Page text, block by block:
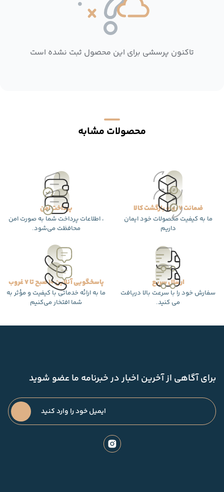
تاکنون پرسشی برای این محصول ثبت نشده است
محصولات مشابه
ضمانت 7 روزه بازگشت کالا
ما به کیفیت محصولات خود ایمان
داریم
پرداخت امن
، اطلاعات پرداخت شما به صورت امن
محافظت می‌شود.
ارسال سریع
سفارش خود را با سرعت بالا دریافت
می کنید.
پاسخگویی آنلاین 10 صبح تا 7 غروب
ما به ارائه خدماتی با کیفیت و مؤثر به
شما افتخار می‌کنیم
برای آگاهی از آخرین اخبار در خبرنامه ما عضو شوید